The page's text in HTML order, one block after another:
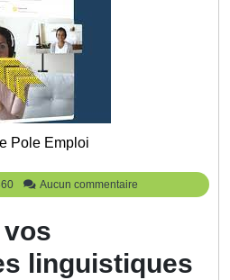
Pole Emploi
training360
Aucun commentaire
vos
linguistiques